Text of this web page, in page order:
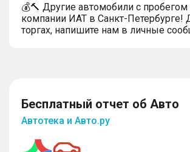
💰🔨 Другие автомобили с
компании ИАТ в Санкт-Петербурге!
торгах, напишите нам в личные
Бесплатный отчет об Авто
Автотека и Авто.ру